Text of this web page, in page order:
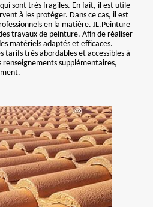
sont très fragiles. En fait, il est utile
à les protéger. Dans ce cas, il est
en la matière. JL.Peinture
travaux de peinture. Afin de réaliser
matériels adaptés et efficaces.
tarifs très abordables et accessibles à
renseignements supplémentaires,